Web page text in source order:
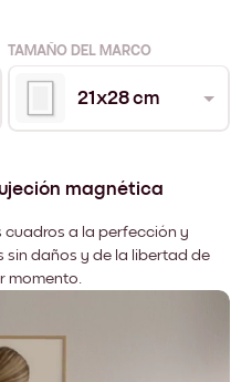
TAMAÑO DEL MARCO
21x28 cm
magnética
cuadros a la perfección y
sin daños y de la libertad de
momento.